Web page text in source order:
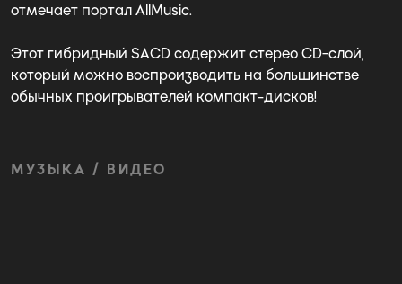
отмечает портал AllMusic.
Этот гибридный SACD содержит стерео CD-слой,
который можно воспроизводить на большинстве
обычных проигрывателей компакт-дисков!
МУЗЫКА / ВИДЕО